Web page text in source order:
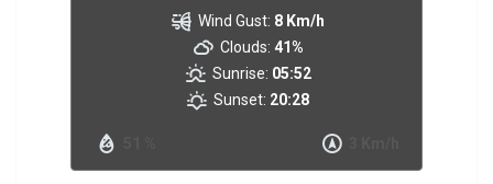
Wind Gust: 8 Km/h
Clouds: 41%
Sunrise: 05:52
Sunset: 20:28